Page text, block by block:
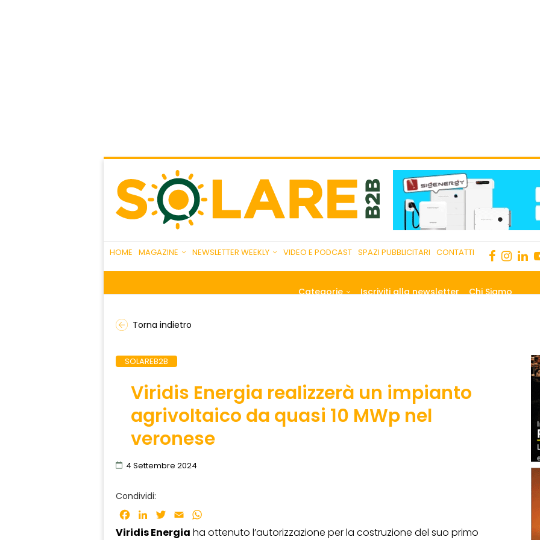
HOME MAGAZINE NEWSLETTER WEEKLY VIDEO E PODCAST SPAZI PUBBLICITARI CONTATTI
Categorie Iscriviti alla newsletter Chi Siamo
Torna indietro
SOLAREB2B
Viridis Energia realizzerà un impianto
agrivoltaico da quasi 10 MWp nel
veronese
4 Settembre 2024
Condividi:
Facebook
LinkedInTwitter
Email
Viridis Energia ha ottenuto l’autorizzazione per la costruzione del suo primo